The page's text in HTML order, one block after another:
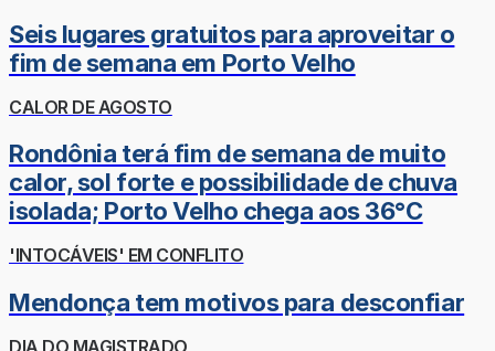
Seis lugares gratuitos para aproveitar o
fim de semana em Porto Velho
CALOR DE AGOSTO
Rondônia terá fim de semana de muito
calor, sol forte e possibilidade de chuva
isolada; Porto Velho chega aos 36°C
'INTOCÁVEIS' EM CONFLITO
Mendonça tem motivos para desconfiar
DIA DO MAGISTRADO